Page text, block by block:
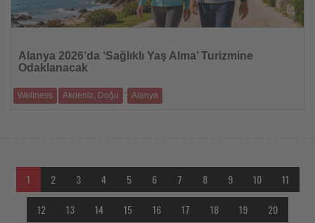
Alanya 2026’da ‘Sağlıklı Yaş Alma’ Turizmine
Odaklanacak
Wellness Akdeniz, Doğu - Alanya
1 2 3 4 5 6 7 8 9 10 11
12 13 14 15 16 17 18 19 20